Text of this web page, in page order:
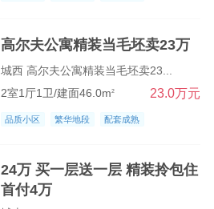
高尔夫公寓精装当毛坯卖23万
城西 高尔夫公寓精装当毛坯卖23...
2室1厅1卫/建面46.0m2 23.0万元
品质小区 繁华地段 配套成熟
24万 买一层送一层 精装拎包住
首付4万